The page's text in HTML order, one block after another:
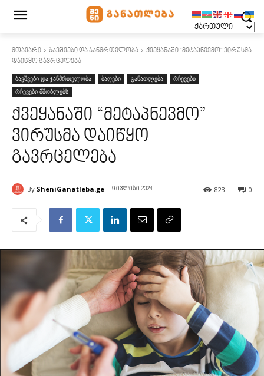
მთავარი ბავშვები და ჯანმრთელობა
ქვეყანაში "მეტაპნევმო" ვირუსმა
დაიწყო გავრცელება
ბავშვები და ჯანმრთელობა ბაღები განათლება
რჩევები
რჩევები მშობლებს
ქვეყანაში “მეტაპნევმო”
ვირუსმა დაიწყო
გავრცელება
By SheniGanatleba.ge 9 ივლისი 2024 0
823